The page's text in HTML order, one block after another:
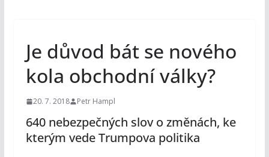
Je důvod bát se nového
kola obchodní války?
20. 7. 2018 Petr Hampl
640 nebezpečných slov o změnách, ke
kterým vede Trumpova politika